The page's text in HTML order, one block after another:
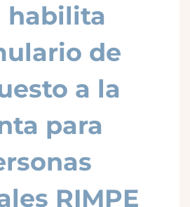
habilita
de
a la
para
RIMPE